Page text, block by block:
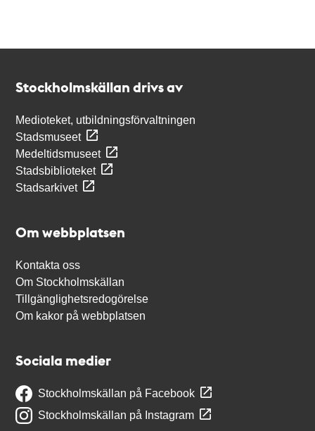
Stockholmskällan drivs av
Medioteket, utbildningsförvaltningen
Stadsmuseet
Medeltidsmuseet
Stadsbiblioteket
Stadsarkivet
Om webbplatsen
Kontakta oss
Om Stockholmskällan
Tillgänglighetsredogörelse
Om kakor på webbplatsen
Sociala medier
Stockholmskällan på Facebook
Stockholmskällan på Instagram